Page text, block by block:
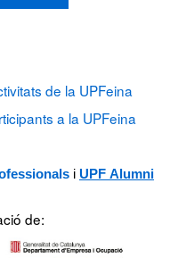
de la UPFeina
a la UPFeina
i UPF Alumni
de: